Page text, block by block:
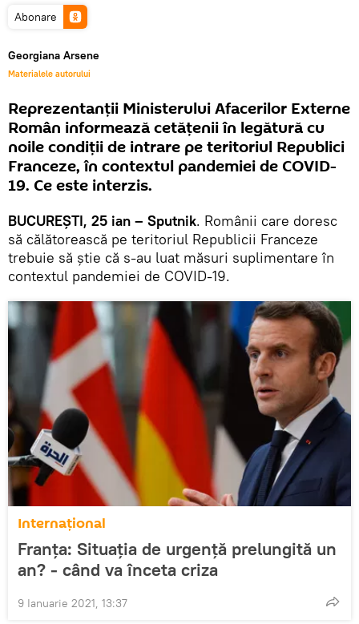
Abonare
Georgiana Arsene
Materialele autorului
Reprezentanții Ministerului Afacerilor Externe
Român informează cetățenii în legătură cu
noile condiții de intrare pe teritoriul Republici
Franceze, în contextul pandemiei de COVID-
19. Ce este interzis.
BUCUREȘTI, 25 ian – Sputnik. Românii care doresc
să călătorească pe teritoriul Republicii Franceze
trebuie să știe că s-au luat măsuri suplimentare în
contextul pandemiei de COVID-19.
Internaţional
Franţa: Situația de urgență prelungită un
an? - când va înceta criza
9 Ianuarie 2021, 13:37